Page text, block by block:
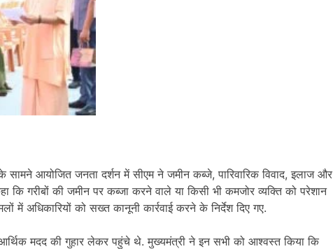
सामने आयोजित जनता दर्शन में सीएम ने जमीन कब्जे, पारिवारिक विवाद, इलाज और
कि गरीबों की जमीन पर कब्जा करने वाले या किसी भी कमजोर व्यक्ति को परेशान
में अधिकारियों को सख्त कानूनी कार्रवाई करने के निर्देश दिए गए.
मदद की गुहार लेकर पहुंचे थे. मुख्यमंत्री ने इन सभी को आश्वस्त किया कि